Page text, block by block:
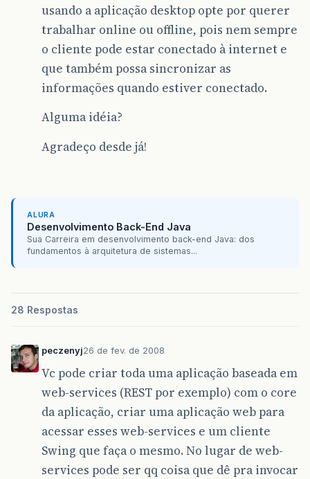
usando a aplicação desktop opte por querer
trabalhar online ou offline, pois nem sempre
o cliente pode estar conectado à internet e
que também possa sincronizar as
informações quando estiver conectado.
Alguma idéia?
Agradeço desde já!
ALURA
Desenvolvimento Back-End Java
Sua Carreira em desenvolvimento back-end Java: dos
fundamentos à arquitetura de sistemas...
28 Respostas
peczenyj26 de fev. de 2008
Vc pode criar toda uma aplicação baseada em
web-services (REST por exemplo) com o core
da aplicação, criar uma aplicação web para
acessar esses web-services e um cliente
Swing que faça o mesmo. No lugar de web-
services pode ser qq coisa que dê pra invocar